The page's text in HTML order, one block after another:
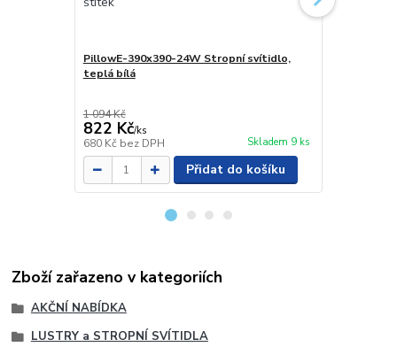
PillowE-390x390-24W Stropní svítidlo,
teplá bílá
1 094 Kč
822 Kč/ks
680 Kč bez DPH Skladem 9 ks
Přidat do košíku
Zboží zařazeno v kategoriích
AKČNÍ NABÍDKA
LUSTRY a STROPNÍ SVÍTIDLA